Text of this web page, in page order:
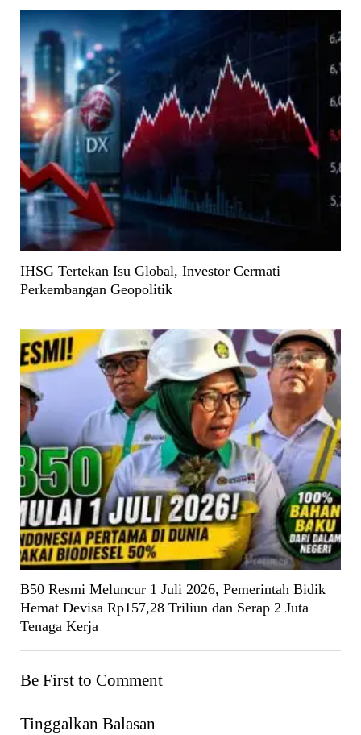
IHSG Tertekan Isu Global, Investor Cermati
Perkembangan Geopolitik
B50 Resmi Meluncur 1 Juli 2026, Pemerintah Bidik
Hemat Devisa Rp157,28 Triliun dan Serap 2 Juta
Tenaga Kerja
Be First to Comment
Tinggalkan Balasan